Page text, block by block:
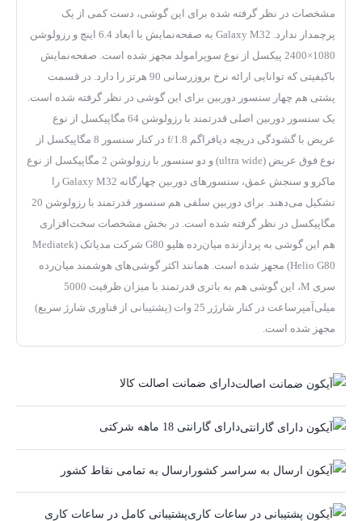
مشخصات در نظر گرفته شده برای این گوشی، دست‌ کمی از یک
پرچمدار ندارد. Galaxy M32 به صفحه‌نمایش با ابعاد 6.4 اینچ و رزولوشن
1080×2400 پیکسل از نوع سوپرامولد مجهز شده است. صفحه‌نمایش
با‌کیفیتی که توانایی ارائه نرخ بروزرسانی 90 هرتز را دارد. در قسمت
پشتی هم چهار سنسور دوربین برای این گوشی در نظر گرفته شده است.
یک سنسور دوربین اصلی قدرتمند با رزولوشن 64 مگاپیکسل از نوع
عریض با گشودگی دریچه دیافراگم f/1.8 در کنار سنسور 8 مگاپیکسل از
نوع فوق عریض (ultra wide) و دو سنسور با رزولوشن 2 مگاپیکسل از نوع
ماکرو و سنجش عمق، سنسور‌های دوربین چهارگانه Galaxy M32 را
تشکیل می‌دهند. برای دوربین سلفی هم سنسور قدرتمند با رزولوشن 20
مگاپیکسل در نظر گرفته شده است. در بخش مشخصات سخت‌افزاری
هم این گوشی به پردازنده میان‌رده هلیو G80 شرکت مدیاتک (Mediatek
Helio G80) مجهز شده است. همانند اکثر گوشی‌های هوشمند میان‌رده
سری M، این گوشی هم به باتری قدرتمند با میزان ظرفیت 5000
میلی‌آمپر‌ساعت در کنار شارژر 25 وات (پشتیبانی از فناوری شارژ سریع)
مجهز شده است.
دارای ضمانت اصالت کالا
دارای گارانتی 18 ماهه شرکتی
ارسال به تمامی نقاط کشور
پشتیبانی کامل در ساعات کاری